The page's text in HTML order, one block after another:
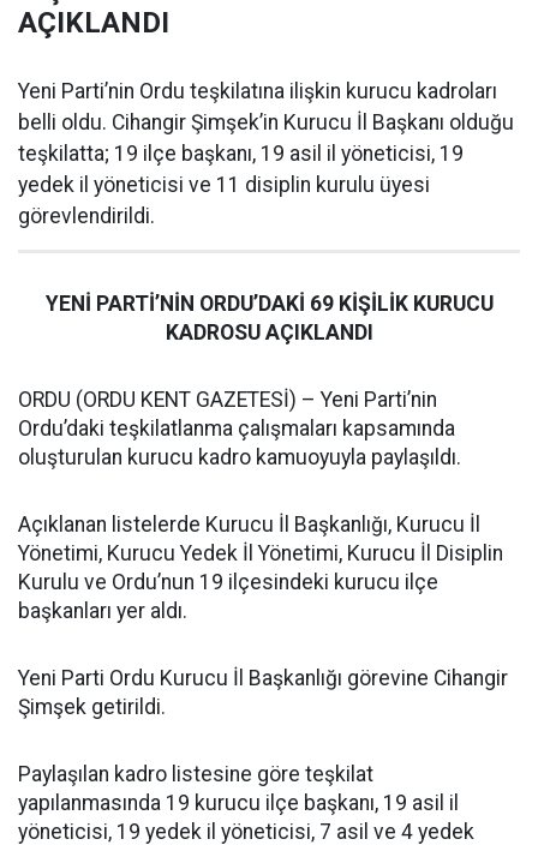
AÇIKLANDI
Yeni Parti’nin Ordu teşkilatına ilişkin kurucu kadroları
belli oldu. Cihangir Şimşek’in Kurucu İl Başkanı olduğu
teşkilatta; 19 ilçe başkanı, 19 asil il yöneticisi, 19
yedek il yöneticisi ve 11 disiplin kurulu üyesi
görevlendirildi.
YENİ PARTİ’NİN ORDU’DAKİ 69 KİŞİLİK KURUCU
KADROSU AÇIKLANDI
ORDU (ORDU KENT GAZETESİ) – Yeni Parti’nin
Ordu’daki teşkilatlanma çalışmaları kapsamında
oluşturulan kurucu kadro kamuoyuyla paylaşıldı.
Açıklanan listelerde Kurucu İl Başkanlığı, Kurucu İl
Yönetimi, Kurucu Yedek İl Yönetimi, Kurucu İl Disiplin
Kurulu ve Ordu’nun 19 ilçesindeki kurucu ilçe
başkanları yer aldı.
Yeni Parti Ordu Kurucu İl Başkanlığı görevine Cihangir
Şimşek getirildi.
Paylaşılan kadro listesine göre teşkilat
yapılanmasında 19 kurucu ilçe başkanı, 19 asil il
yöneticisi, 19 yedek il yöneticisi, 7 asil ve 4 yedek